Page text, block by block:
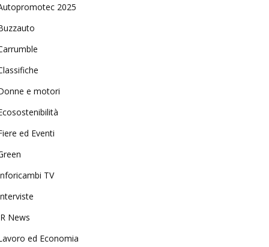
2025
e motori
ed Eventi
TV
News
ed Economia